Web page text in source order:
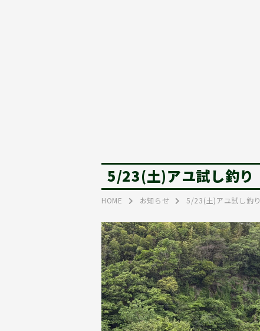
5/23(土)アユ試し釣り
HOME お知らせ 5/23(土)アユ試し釣り